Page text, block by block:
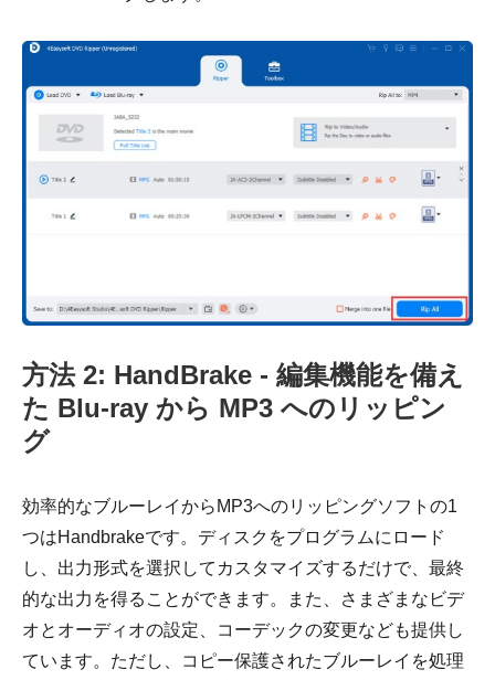
方法 2: HandBrake - 編集機能を備え
た Blu-ray から MP3 へのリッピン
グ
効率的なブルーレイからMP3へのリッピングソフトの1
つはHandbrakeです。ディスクをプログラムにロード
し、出力形式を選択してカスタマイズするだけで、最終
的な出力を得ることができます。また、さまざまなビデ
オとオーディオの設定、コーデックの変更なども提供し
ています。ただし、コピー保護されたブルーレイを処理